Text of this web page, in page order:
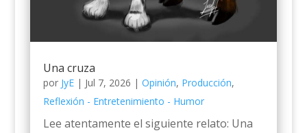
Una cruza
por JyE| Jul 7, 2026 | Opinión, Producción,
Reflexión - Entretenimiento - Humor
Lee atentamente el siguiente relato: Una